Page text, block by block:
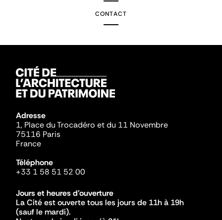
CONTACT
Adresse
1, Place du Trocadéro et du 11 Novembre
75116 Paris
France
Téléphone
+33 1 58 51 52 00
Jours et heures d'ouverture
La Cité est ouverte tous les jours de 11h à 19h
(sauf le mardi).